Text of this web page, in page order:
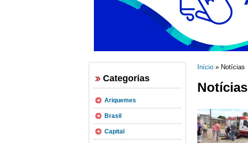
Categorias
Ariquemes
Brasil
Capital
Início» Notícias
Notícias